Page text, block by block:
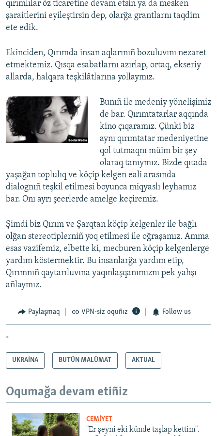
qırımlılar öz ticaretine devam etsin ya da mesken
şaraitlerini eyileştirsin dep, olarğa grantlarnı taqdim
ete edik.
Ekinciden, Qırımda insan aqlarınıñ bozuluvını nezaret
etmektemiz. Qısqa esabatlarnı azırlap, ortaq, ekseriy
allarda, halqara teşkilâtlarına yollaymız.
Bunıñ ile medeniy yönelişimiz
de bar. Qırımtatarlar aqqında
kino çıqaramız. Çünki biz
aynı qırımtatar medeniyetine
qol tutmaqnı müim bir şey
olaraq tanıymız. Bizde qıtada
yaşağan toplulıq ve köçip kelgen eali arasında
dialognıñ teşkil etilmesi boyunca miqyaslı leyhamız
bar. Onı ayrı şeerlerde amelge keçiremiz.
Şimdi biz Qırım ve Şarqtan köçip kelgenler ile bağlı
olğan stereotiplerniñ yoq etilmesi ile oğraşamız. Amma
esas vazifemiz, elbette ki, mecburen köçip kelgenlerge
yardım köstermektir. Bu insanlarğa yardım etip,
Qırımnıñ qaytarıluvına yaqınlaşqanımıznı pek yahşı
añlaymız.
Paylaşmaq VPN-siz oquñız Follow us
*
UKRAİNA BUTÜN MALÜMAT AKTUAL
Oqumağa devam etiñiz
CEMİYET
"Er şeyni eki künde taşlap kettim".